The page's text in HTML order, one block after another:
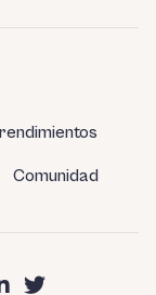
Comunidad